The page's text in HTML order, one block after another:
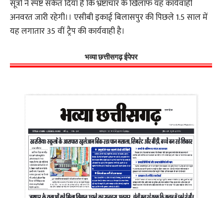
सूत्रों ने स्पष्ट संकेत दिया है कि भ्रष्टाचार के खिलाफ यह कार्यवाही
अनवरत जारी रहेगी।। एसीबी इकाई बिलासपुर की पिछले 1.5 साल में
यह लगातार 35 वीं ट्रैप की कार्यवाही है।
भव्या छत्तीसगढ़ ईपेपर